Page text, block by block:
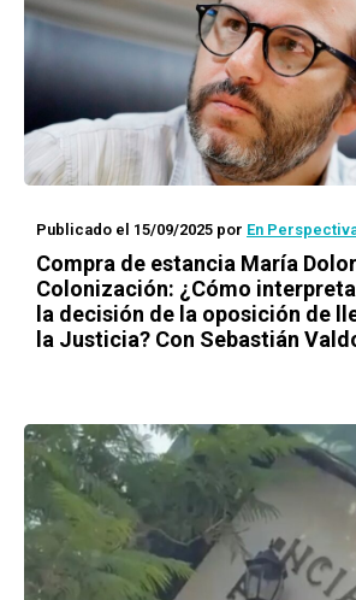
Publicado el 15/09/2025 por En
Compra de estancia María
Colonización: ¿Cómo
la decisión de la oposición de
la Justicia? Con Sebastián